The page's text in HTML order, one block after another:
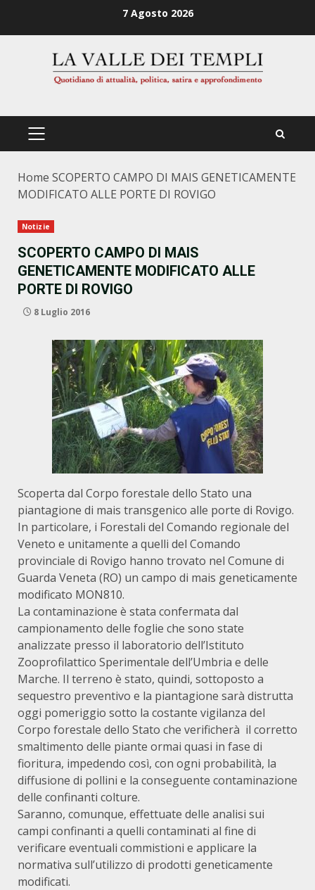
7 Agosto 2026
PRIMÄRES
Home SCOPERTO CAMPO DI MAIS GENETICAMENTE
MODIFICATO ALLE PORTE DI ROVIGO
Notizie
SCOPERTO CAMPO DI MAIS
GENETICAMENTE MODIFICATO ALLE
PORTE DI ROVIGO
8 Luglio 2016
Scoperta dal Corpo forestale dello Stato una
piantagione di mais transgenico alle porte di Rovigo.
In particolare, i Forestali del Comando regionale del
Veneto e unitamente a quelli del Comando
provinciale di Rovigo hanno trovato nel Comune di
Guarda Veneta (RO) un campo di mais geneticamente
modificato MON810.
La contaminazione è stata confermata dal
campionamento delle foglie che sono state
analizzate presso il laboratorio dell’Istituto
Zooprofilattico Sperimentale dell’Umbria e delle
Marche. Il terreno è stato, quindi, sottoposto a
sequestro preventivo e la piantagione sarà distrutta
oggi pomeriggio sotto la costante vigilanza del
Corpo forestale dello Stato che verificherà il corretto
smaltimento delle piante ormai quasi in fase di
fioritura, impedendo così, con ogni probabilità, la
diffusione di pollini e la conseguente contaminazione
delle confinanti colture.
Saranno, comunque, effettuate delle analisi sui
campi confinanti a quelli contaminati al fine di
verificare eventuali commistioni e applicare la
normativa sull’utilizzo di prodotti geneticamente
modificati.